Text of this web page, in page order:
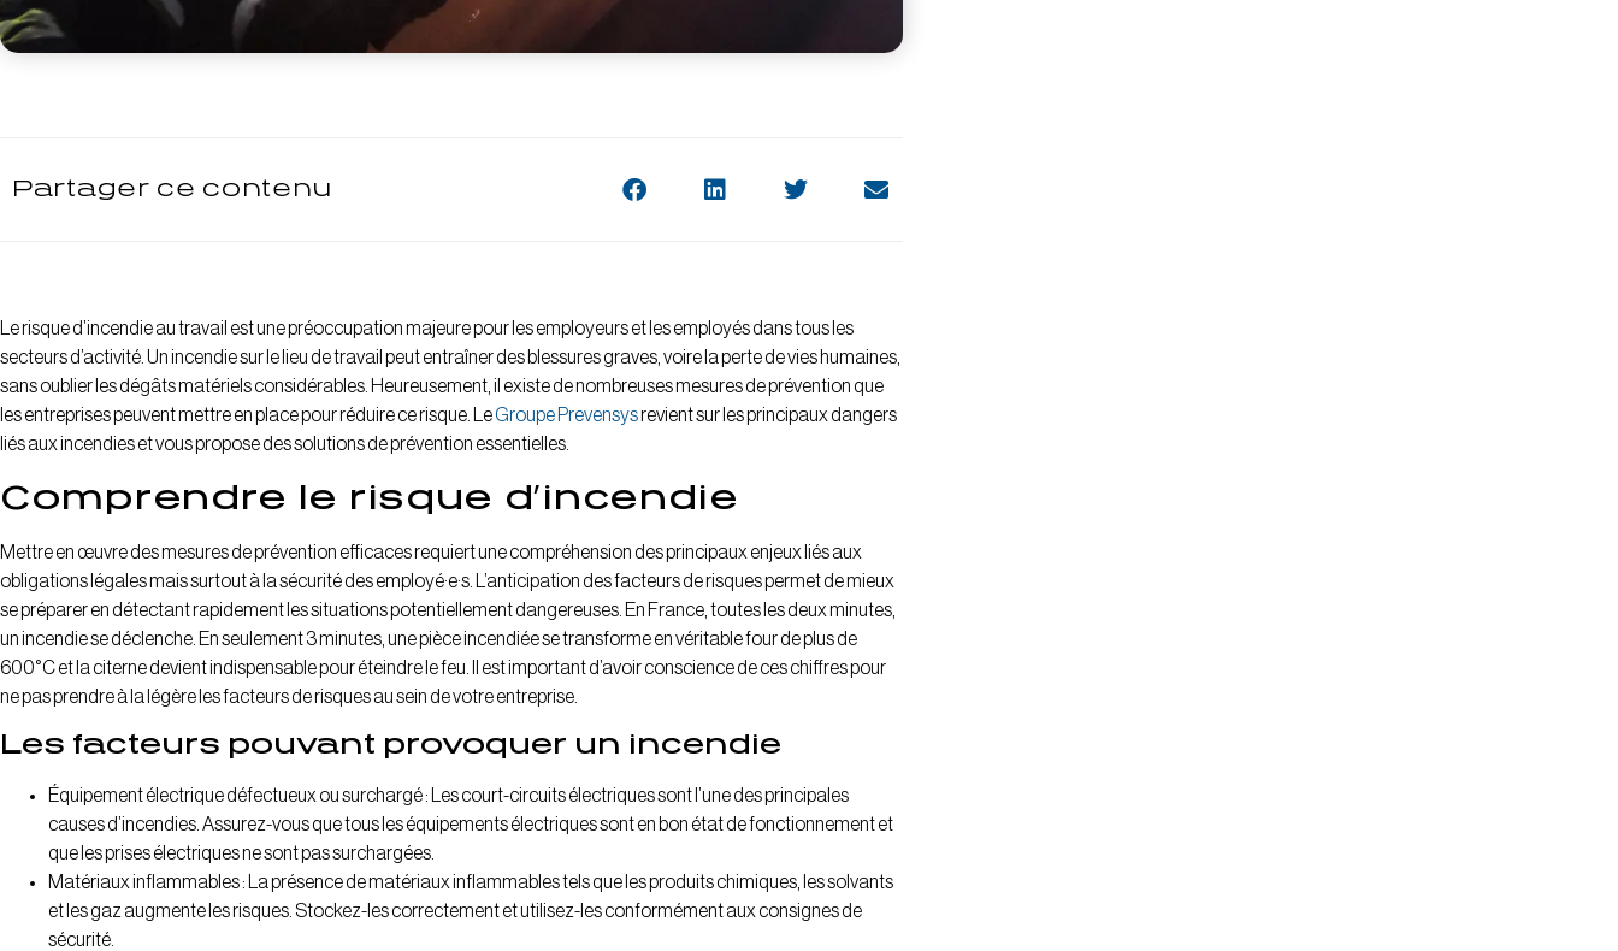
Partager ce contenu
Le risque d’incendie au travail est une préoccupation majeure pour les employeurs et les employés dans tous les
secteurs d’activité. Un incendie sur le lieu de travail peut entraîner des blessures graves, voire la perte de vies humaines,
sans oublier les dégâts matériels considérables. Heureusement, il existe de nombreuses mesures de prévention que
les entreprises peuvent mettre en place pour réduire ce risque. LeGroupe Prevensysrevient sur les principaux dangers
liés aux incendies et vous propose des solutions de prévention essentielles.
Comprendre le risque d’incendie
Mettre en œuvre des mesures de prévention efficaces requiert une compréhension des principaux enjeux liés aux
obligations légales mais surtout à la sécurité des employé·e·s. L’anticipation des facteurs de risques permet de mieux
se préparer en détectant rapidement les situations potentiellement dangereuses. En France, toutes les deux minutes,
un incendie se déclenche. En seulement 3 minutes, une pièce incendiée se transforme en véritable four de plus de
600°C et la citerne devient indispensable pour éteindre le feu. Il est important d’avoir conscience de ces chiffres pour
ne pas prendre à la légère les facteurs de risques au sein de votre entreprise.
Les facteurs pouvant provoquer un incendie
Équipement électrique défectueux ou surchargé : Les court-circuits électriques sont l’une des principales
causes d’incendies. Assurez-vous que tous les équipements électriques sont en bon état de fonctionnement et
que les prises électriques ne sont pas surchargées.
Matériaux inflammables : La présence de matériaux inflammables tels que les produits chimiques, les solvants
et les gaz augmente les risques. Stockez-les correctement et utilisez-les conformément aux consignes de
sécurité.